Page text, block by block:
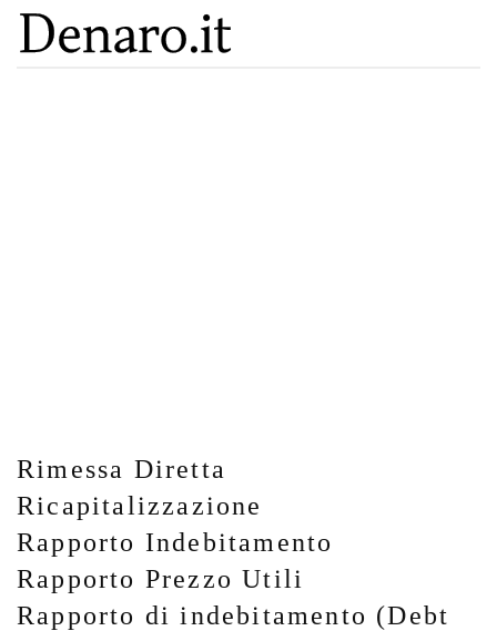
Rimessa Diretta
Ricapitalizzazione
Rapporto Indebitamento
Rapporto Prezzo Utili
Rapporto di indebitamento (Debt